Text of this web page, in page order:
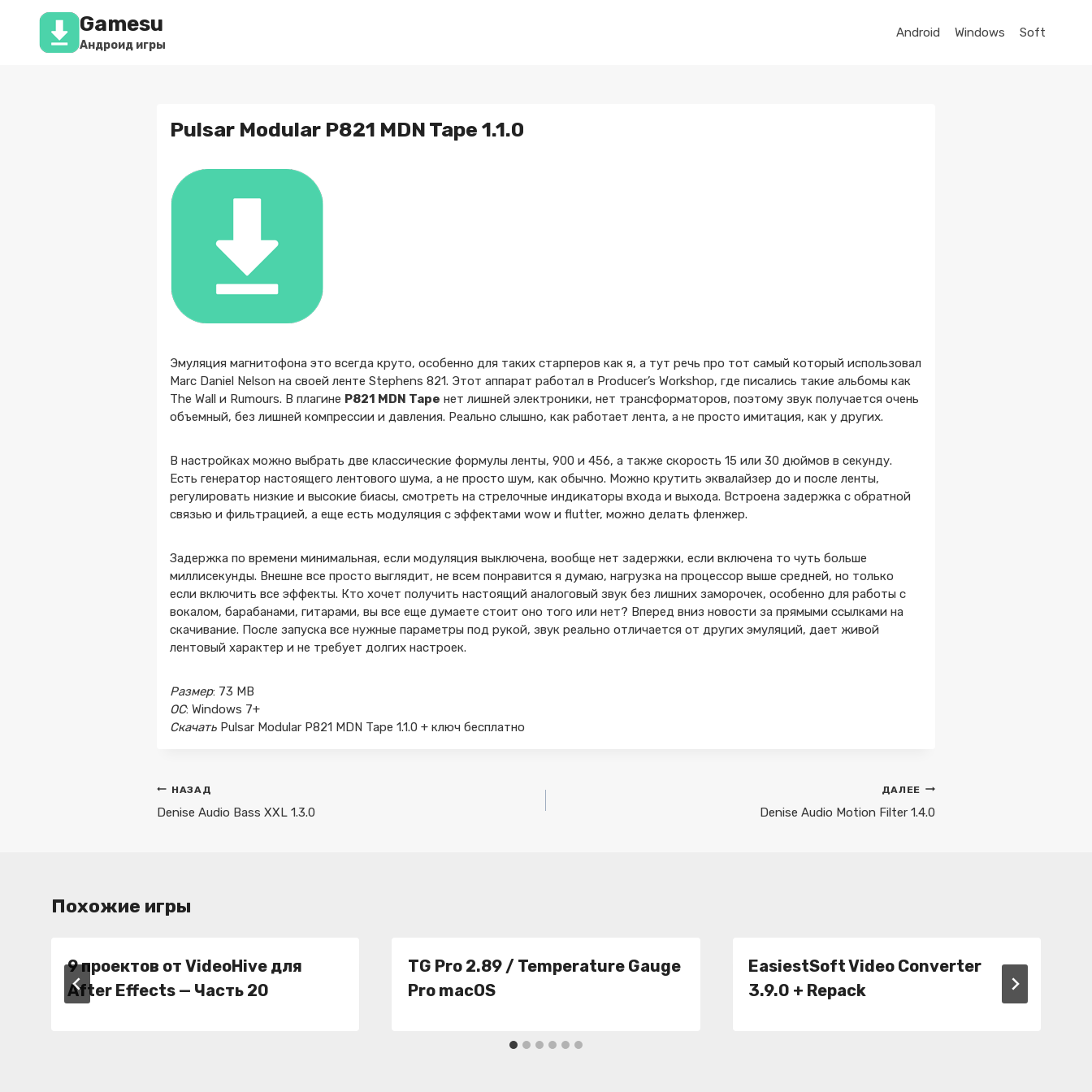
Перейти
содержимому
Gamesu
Андроид игры
Android Windows Soft
Pulsar Modular P821 MDN Tape 1.1.0
Эмуляция магнитофона это всегда круто, особенно для таких старперов как я, а тут речь про тот самый который использовал
Marc Daniel Nelson на своей ленте Stephens 821. Этот аппарат работал в Producer’s Workshop, где писались такие альбомы как
The Wall и Rumours. В плагине P821 MDN Tape нет лишней электроники, нет трансформаторов, поэтому звук получается очень
объемный, без лишней компрессии и давления. Реально слышно, как работает лента, а не просто имитация, как у других.
В настройках можно выбрать две классические формулы ленты, 900 и 456, а также скорость 15 или 30 дюймов в секунду.
Есть генератор настоящего лентового шума, а не просто шум, как обычно. Можно крутить эквалайзер до и после ленты,
регулировать низкие и высокие биасы, смотреть на стрелочные индикаторы входа и выхода. Встроена задержка с обратной
связью и фильтрацией, а еще есть модуляция с эффектами wow и flutter, можно делать фленжер.
Задержка по времени минимальная, если модуляция выключена, вообще нет задержки, если включена то чуть больше
миллисекунды. Внешне все просто выглядит, не всем понравится я думаю, нагрузка на процессор выше средней, но только
если включить все эффекты. Кто хочет получить настоящий аналоговый звук без лишних заморочек, особенно для работы с
вокалом, барабанами, гитарами, вы все еще думаете стоит оно того или нет? Вперед вниз новости за прямыми ссылками на
скачивание. После запуска все нужные параметры под рукой, звук реально отличается от других эмуляций, дает живой
лентовый характер и не требует долгих настроек.
Размер: 73 MB
ОС: Windows 7+
Скачать Pulsar Modular P821 MDN Tape 1.1.0 + ключ бесплатно
Навигация
по
НАЗАД
Denise Audio Bass XXL 1.3.0
ДАЛЕЕ
Denise Audio Motion Filter 1.4.0
Похожие игры
9 проектов от VideoHive для
After Effects — Часть 20
TG Pro 2.89 / Temperature Gauge
Pro macOS
EasiestSoft Video Converter
3.9.0 + Repack